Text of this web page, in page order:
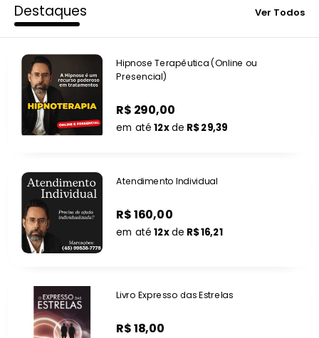
Destaques Ver Todos
Hipnose Terapêutica (Online ou
Presencial)
R$ 290,00
em até12xde R$ 29,39
Atendimento Individual
R$ 160,00
em até12xde R$ 16,21
Livro Expresso das Estrelas
R$ 18,00